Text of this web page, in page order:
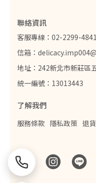
聯絡資訊
客服專線：02-2299-4841
信箱：
地址：242新北市新莊區
統一編號：13013443
了解我們
服務條款 隱私政策 退